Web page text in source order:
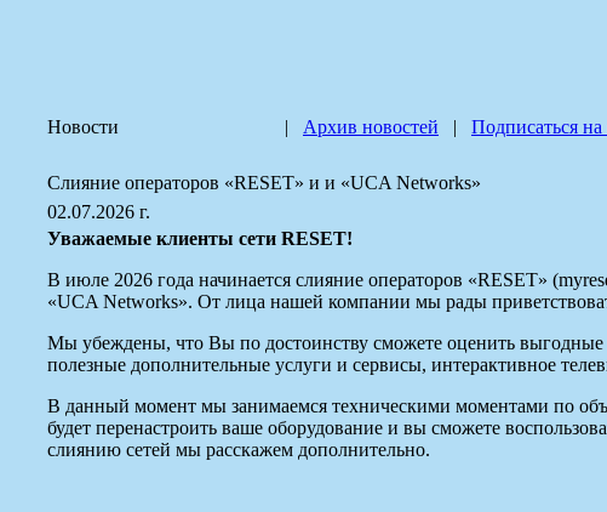
Новости | Архив новостей | Подписаться на
Слияние операторов «RESET» и и «UCA Networks»
02.07.2026 г.
Уважаемые клиенты сети RESET!
В июле 2026 года начинается слияние операторов «RESET»
«UCA Networks». От лица нашей компании мы рады
Мы убеждены, что Вы по достоинству сможете оценить
полезные дополнительные услуги и сервисы, интерактивное
В данный момент мы занимаемся техническими моментами по
будет перенастроить ваше оборудование и вы сможете
слиянию сетей мы расскажем дополнительно.